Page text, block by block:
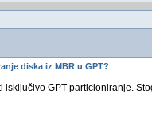
diska iz MBR u GPT?
GPT particioniranje.